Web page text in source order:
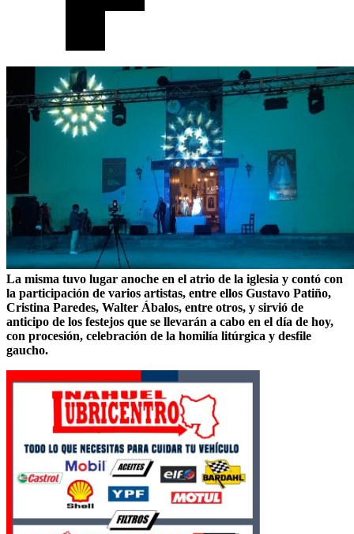
La misma tuvo lugar anoche en el atrio de la iglesia y contó con
la participación de varios artistas, entre ellos Gustavo Patiño,
Cristina Paredes, Walter Ábalos, entre otros, y sirvió de
anticipo de los festejos que se llevarán a cabo en el día de hoy,
con procesión, celebración de la homilía litúrgica y desfile
gaucho.